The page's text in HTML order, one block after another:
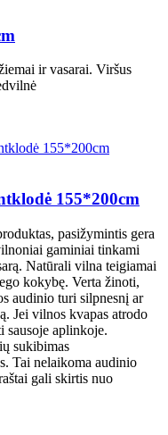
ir vasarai. Viršus
155*200cm
pasižymintis gera
gaminiai tinkami
Natūrali vilna teigiamai
kokybę. Verta žinoti,
audinio turi silpnesnį ar
Jei vilnos kvapas atrodo
sausoje aplinkoje.
sukibimas
Tai nelaikoma audinio
gali skirtis nuo